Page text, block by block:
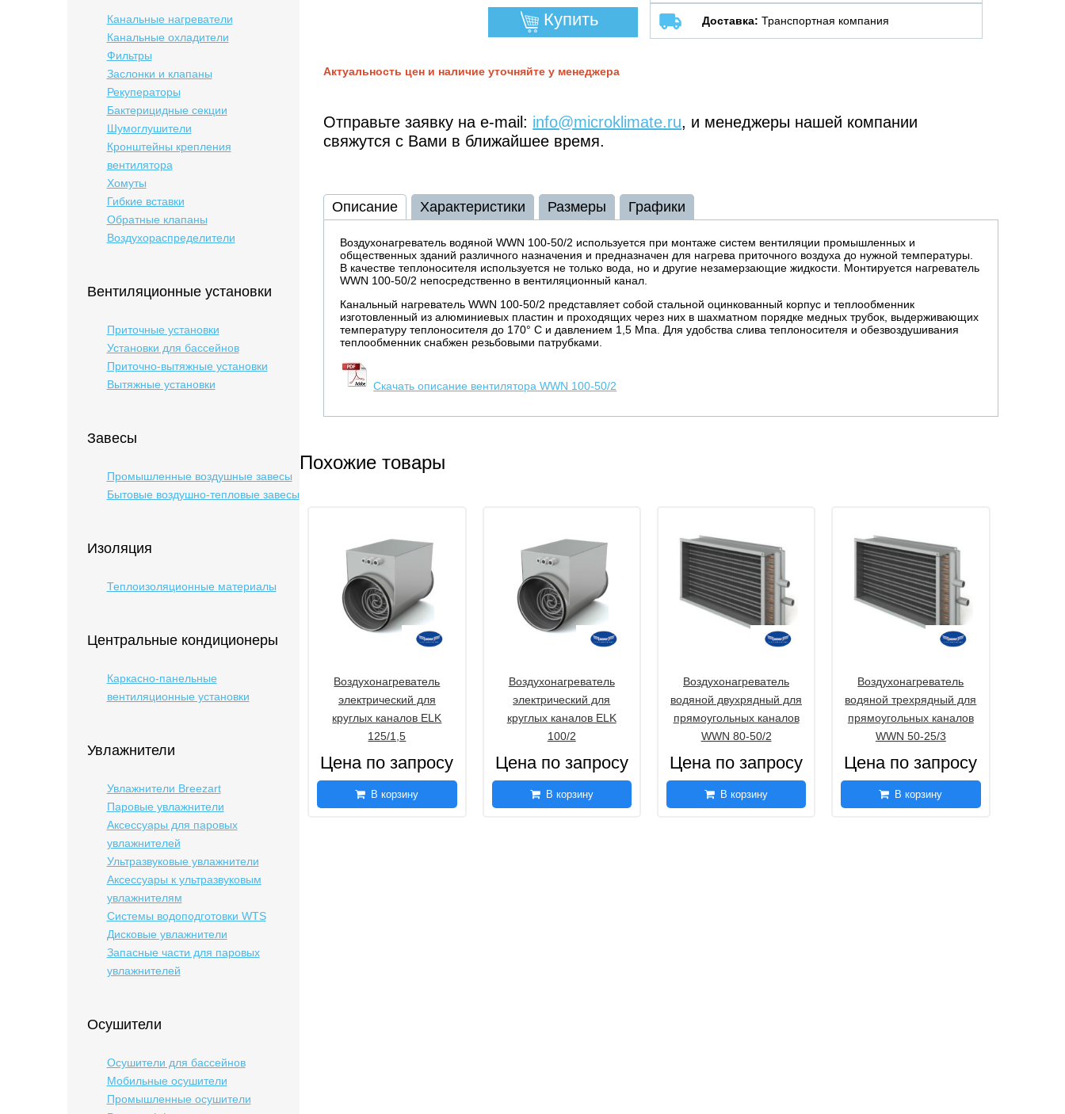
Канальные нагреватели
Канальные охладители
Фильтры
Заслонки и клапаны
Рекуператоры
Бактерицидные cекции
Шумоглушители
Кронштейны крепления
вентилятора
Хомуты
Гибкие вставки
Обратные клапаны
Воздухораспределители
Вентиляционные установки
Приточные установки
Установки для бассейнов
Приточно-вытяжные установки
Вытяжные установки
Завесы
Промышленные воздушные завесы
Бытовые воздушно-тепловые завесы
Изоляция
Теплоизоляционные материалы
Центральные кондиционеры
Каркасно-панельные
вентиляционные установки
Увлажнители
Увлажнители Breezart
Паровые увлажнители
Аксессуары для паровых
увлажнителей
Ультразвуковые увлажнители
Аксессуары к ультразвуковым
увлажнителям
Системы водоподготовки WTS
Дисковые увлажнители
Запасные части для паровых
увлажнителей
Осушители
Осушители для бассейнов
Мобильные осушители
Промышленные осушители
Купить Доставка: Транспортная компания
Актуальность цен и наличие уточняйте у менеджера
Отправьте заявку на e-mail: info@microklimate.ru, и менеджеры нашей компании
свяжутся с Вами в ближайшее время.
Описание Характеристики Размеры Графики
Воздухонагреватель водяной WWN 100-50/2 используется при монтаже систем вентиляции промышленных и
общественных зданий различного назначения и предназначен для нагрева приточного воздуха до нужной температуры.
В качестве теплоносителя используется не только вода, но и другие незамерзающие жидкости. Монтируется нагреватель
WWN 100-50/2 непосредственно в вентиляционный канал.
Канальный нагреватель WWN 100-50/2 представляет собой стальной оцинкованный корпус и теплообменник
изготовленный из алюминиевых пластин и проходящих через них в шахматном порядке медных трубок, выдерживающих
температуру теплоносителя до 170° С и давлением 1,5 Мпа. Для удобства слива теплоносителя и обезвоздушивания
теплообменник снабжен резьбовыми патрубками.
Скачать описание вентилятора WWN 100-50/2
Похожие товары
Воздухонагреватель
электрический для
круглых каналов ELK
125/1,5
Цена по запросу
В корзину
Воздухонагреватель
электрический для
круглых каналов ELK
100/2
Цена по запросу
В корзину
Воздухонагреватель
водяной двухрядный для
прямоугольных каналов
WWN 80-50/2
Цена по запросу
В корзину
Воздухонагреватель
водяной трехрядный для
прямоугольных каналов
WWN 50-25/3
Цена по запросу
В корзину